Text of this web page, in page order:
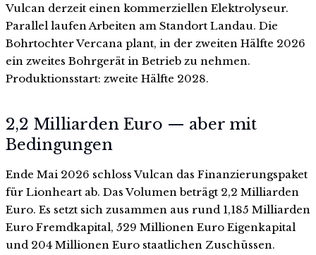
Vulcan derzeit einen kommerziellen Elektrolyseur.
Parallel laufen Arbeiten am Standort Landau. Die
Bohrtochter Vercana plant, in der zweiten Hälfte 2026
ein zweites Bohrgerät in Betrieb zu nehmen.
Produktionsstart: zweite Hälfte 2028.
2,2 Milliarden Euro — aber mit
Bedingungen
Ende Mai 2026 schloss Vulcan das Finanzierungspaket
für Lionheart ab. Das Volumen beträgt 2,2 Milliarden
Euro. Es setzt sich zusammen aus rund 1,185 Milliarden
Euro Fremdkapital, 529 Millionen Euro Eigenkapital
und 204 Millionen Euro staatlichen Zuschüssen.